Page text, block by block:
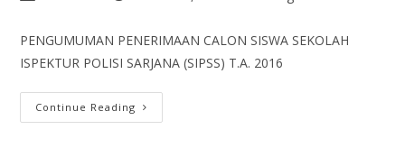
PENGUMUMAN PENERIMAAN CALON SISWA SEKOLAH
ISPEKTUR POLISI SARJANA (SIPSS) T.A. 2016
Continue Reading